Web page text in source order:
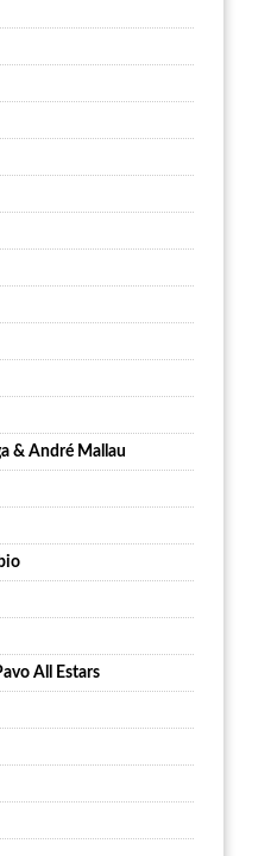
& André Mallau
All Estars